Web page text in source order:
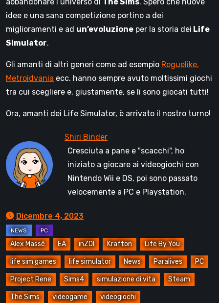
idee e una sana competizione portino a dei
miglioramenti e ad un’evoluzione per la storia dei Life
Simulator.
Gli amanti di altri generi come ad esempio Roguelike,
Metroidvania ecc. hanno sempre avuto moltissimi giochi
tra cui scegliere e, giustamente, se li sono giocati tutti!
Ora, amanti dei Life Simulator, è arrivato il nostro turno!
Cresciuta a pane e "scacchi", ho
iniziato a giocare ai videogiochi con
Nintendo Wii e DS, poi sono passato
velocemente a PC e Playstation.
Dicembre 4, 2023
Alex Massé EA inZOI Krafton Life By You
life sim games life simulator News Paralives PC
Project Rene Sims4 simulazione di vita Steam
The Sims videogame videogiochi